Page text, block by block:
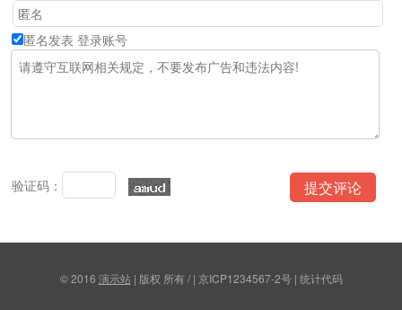
匿名发表 登录账号
验证码：
© 2016 演示站| 版权 所有 / | 京ICP1234567-2号 | 统计代码